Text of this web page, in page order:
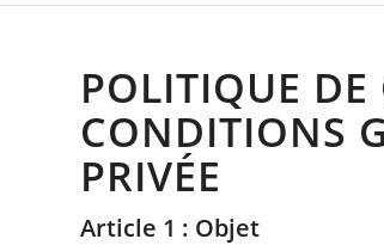
POLITIQUE
CONDITIONS
PRIVÉE
Article 1 : Objet